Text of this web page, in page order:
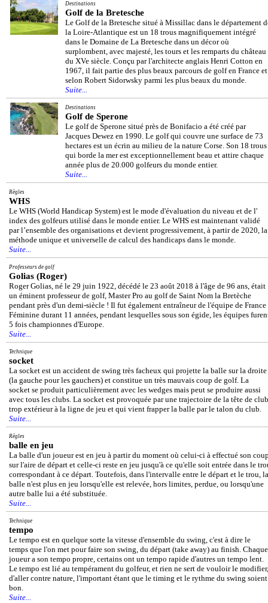
Destinations
Golf de la Bretesche
Le Golf de la Bretesche situé à Missillac dans le département
la Loire-Atlantique est un 18 trous magnifiquement intégré
dans le Domaine de La Bretesche dans un décor où
surplombent, avec majesté, les tours et les remparts du château
du XVe siècle. Conçu par l'architecte anglais Henri Cotton en
1967, il fait partie des plus beaux parcours de golf en France et
selon Robert Sidorwsky parmi les plus beaux du monde.
Suite...
Destinations
Golf de Sperone
Le golf de Sperone situé près de Bonifacio a été créé par
Jacques Dewez en 1990. Le golf qui couvre une surface de 73
hectares est un écrin au milieu de la nature Corse. Son 18 trous
qui borde la mer est exceptionnellement beau et attire chaque
année plus de 20.000 golfeurs du monde entier.
Suite...
Règles
WHS
Le WHS (World Handicap System) est le mode d'évaluation du niveau et de l'
index des golfeurs utilisé dans le monde entier. Le WHS est maintenant validé
par l’ensemble des organisations et devient progressivement, à partir de 2020, la
méthode unique et universelle de calcul des handicaps dans le monde.
Suite...
Professeurs de golf
Golias (Roger)
Roger Golias, né le 29 juin 1922, décédé le 23 août 2018 à l'âge de 96 ans, était
un éminent professeur de golf, Master Pro au golf de Saint Nom la Bretèche
pendant près d'un demi-siècle ! Il fut également entraîneur de l'équipe de France
Féminine durant 11 années, pendant lesquelles sous son égide, les équipes
5 fois championnes d'Europe.
Suite...
Technique
socket
La socket est un accident de swing très facheux qui projette la balle sur la droite
(la gauche pour les gauchers) et constitue un très mauvais coup de golf. La
socket se produit particulièrement avec les wedges mais peut se produire aussi
avec tous les clubs. La socket est provoquée par une trajectoire de la tête de club
trop extérieur à la ligne de jeu et qui vient frapper la balle par le talon du club.
Suite...
Règles
balle en jeu
La balle d'un joueur est en jeu à partir du moment où celui-ci à effectué son
sur l'aire de départ et celle-ci reste en jeu jusqu'à ce qu'elle soit entrée dans le
correspondant à ce départ. Toutefois, dans l'intervalle entre le départ et le trou, la
balle n'est plus en jeu lorsqu'elle est relevée, hors limites, perdue, ou lorsqu'une
autre balle lui a été substituée.
Suite...
Technique
tempo
Le tempo est en quelque sorte la vitesse d'ensemble du swing, c'est à dire le
temps que l'on met pour faire son swing, du départ (take away) au finish. Chaque
joueur a son tempo propre, certains ont un tempo rapide d'autres un tempo lent.
Le tempo est lié au tempérament du golfeur, et rien ne sert de vouloir le modifier,
d'aller contre nature, l'important étant que le timing et le rythme du swing soient
bon.
Suite...